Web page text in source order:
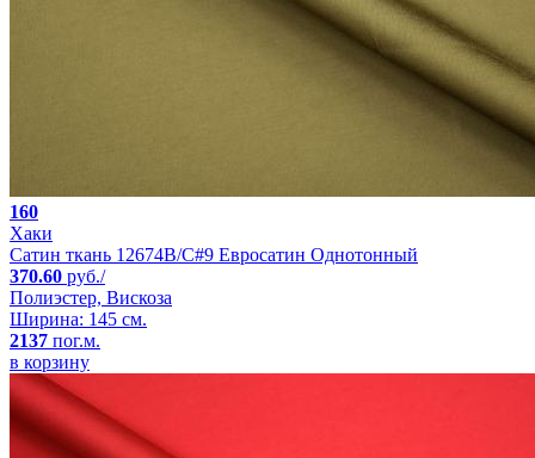
160
Хаки
Сатин ткань 12674B/C#9 Евросатин Однотонный
370.60 руб./
Полиэстер, Вискоза
Ширина: 145 см.
2137 пог.м.
в корзину